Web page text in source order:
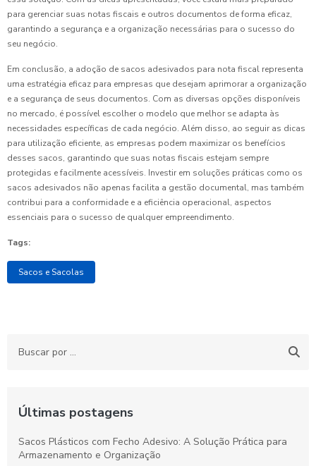
para gerenciar suas notas fiscais e outros documentos de forma eficaz,
garantindo a segurança e a organização necessárias para o sucesso do
seu negócio.
Em conclusão, a adoção de sacos adesivados para nota fiscal representa
uma estratégia eficaz para empresas que desejam aprimorar a organização
e a segurança de seus documentos. Com as diversas opções disponíveis
no mercado, é possível escolher o modelo que melhor se adapta às
necessidades específicas de cada negócio. Além disso, ao seguir as dicas
para utilização eficiente, as empresas podem maximizar os benefícios
desses sacos, garantindo que suas notas fiscais estejam sempre
protegidas e facilmente acessíveis. Investir em soluções práticas como os
sacos adesivados não apenas facilita a gestão documental, mas também
contribui para a conformidade e a eficiência operacional, aspectos
essenciais para o sucesso de qualquer empreendimento.
Tags:
Sacos e Sacolas
Últimas postagens
Sacos Plásticos com Fecho Adesivo: A Solução Prática para
Armazenamento e Organização